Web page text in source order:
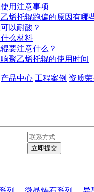
用注意事项
烯托辊跑偏的原因有哪
以耐酸？
么材料
要注意什么？
聚乙烯托辊的使用时间
产品中心 工程案例 资质